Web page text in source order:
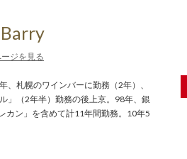
ジを見る
、札幌のワインバーに勤務（2年）、
」（2年半）勤務の後上京。98年、銀
カン」を含めて計11年間勤務。10年5